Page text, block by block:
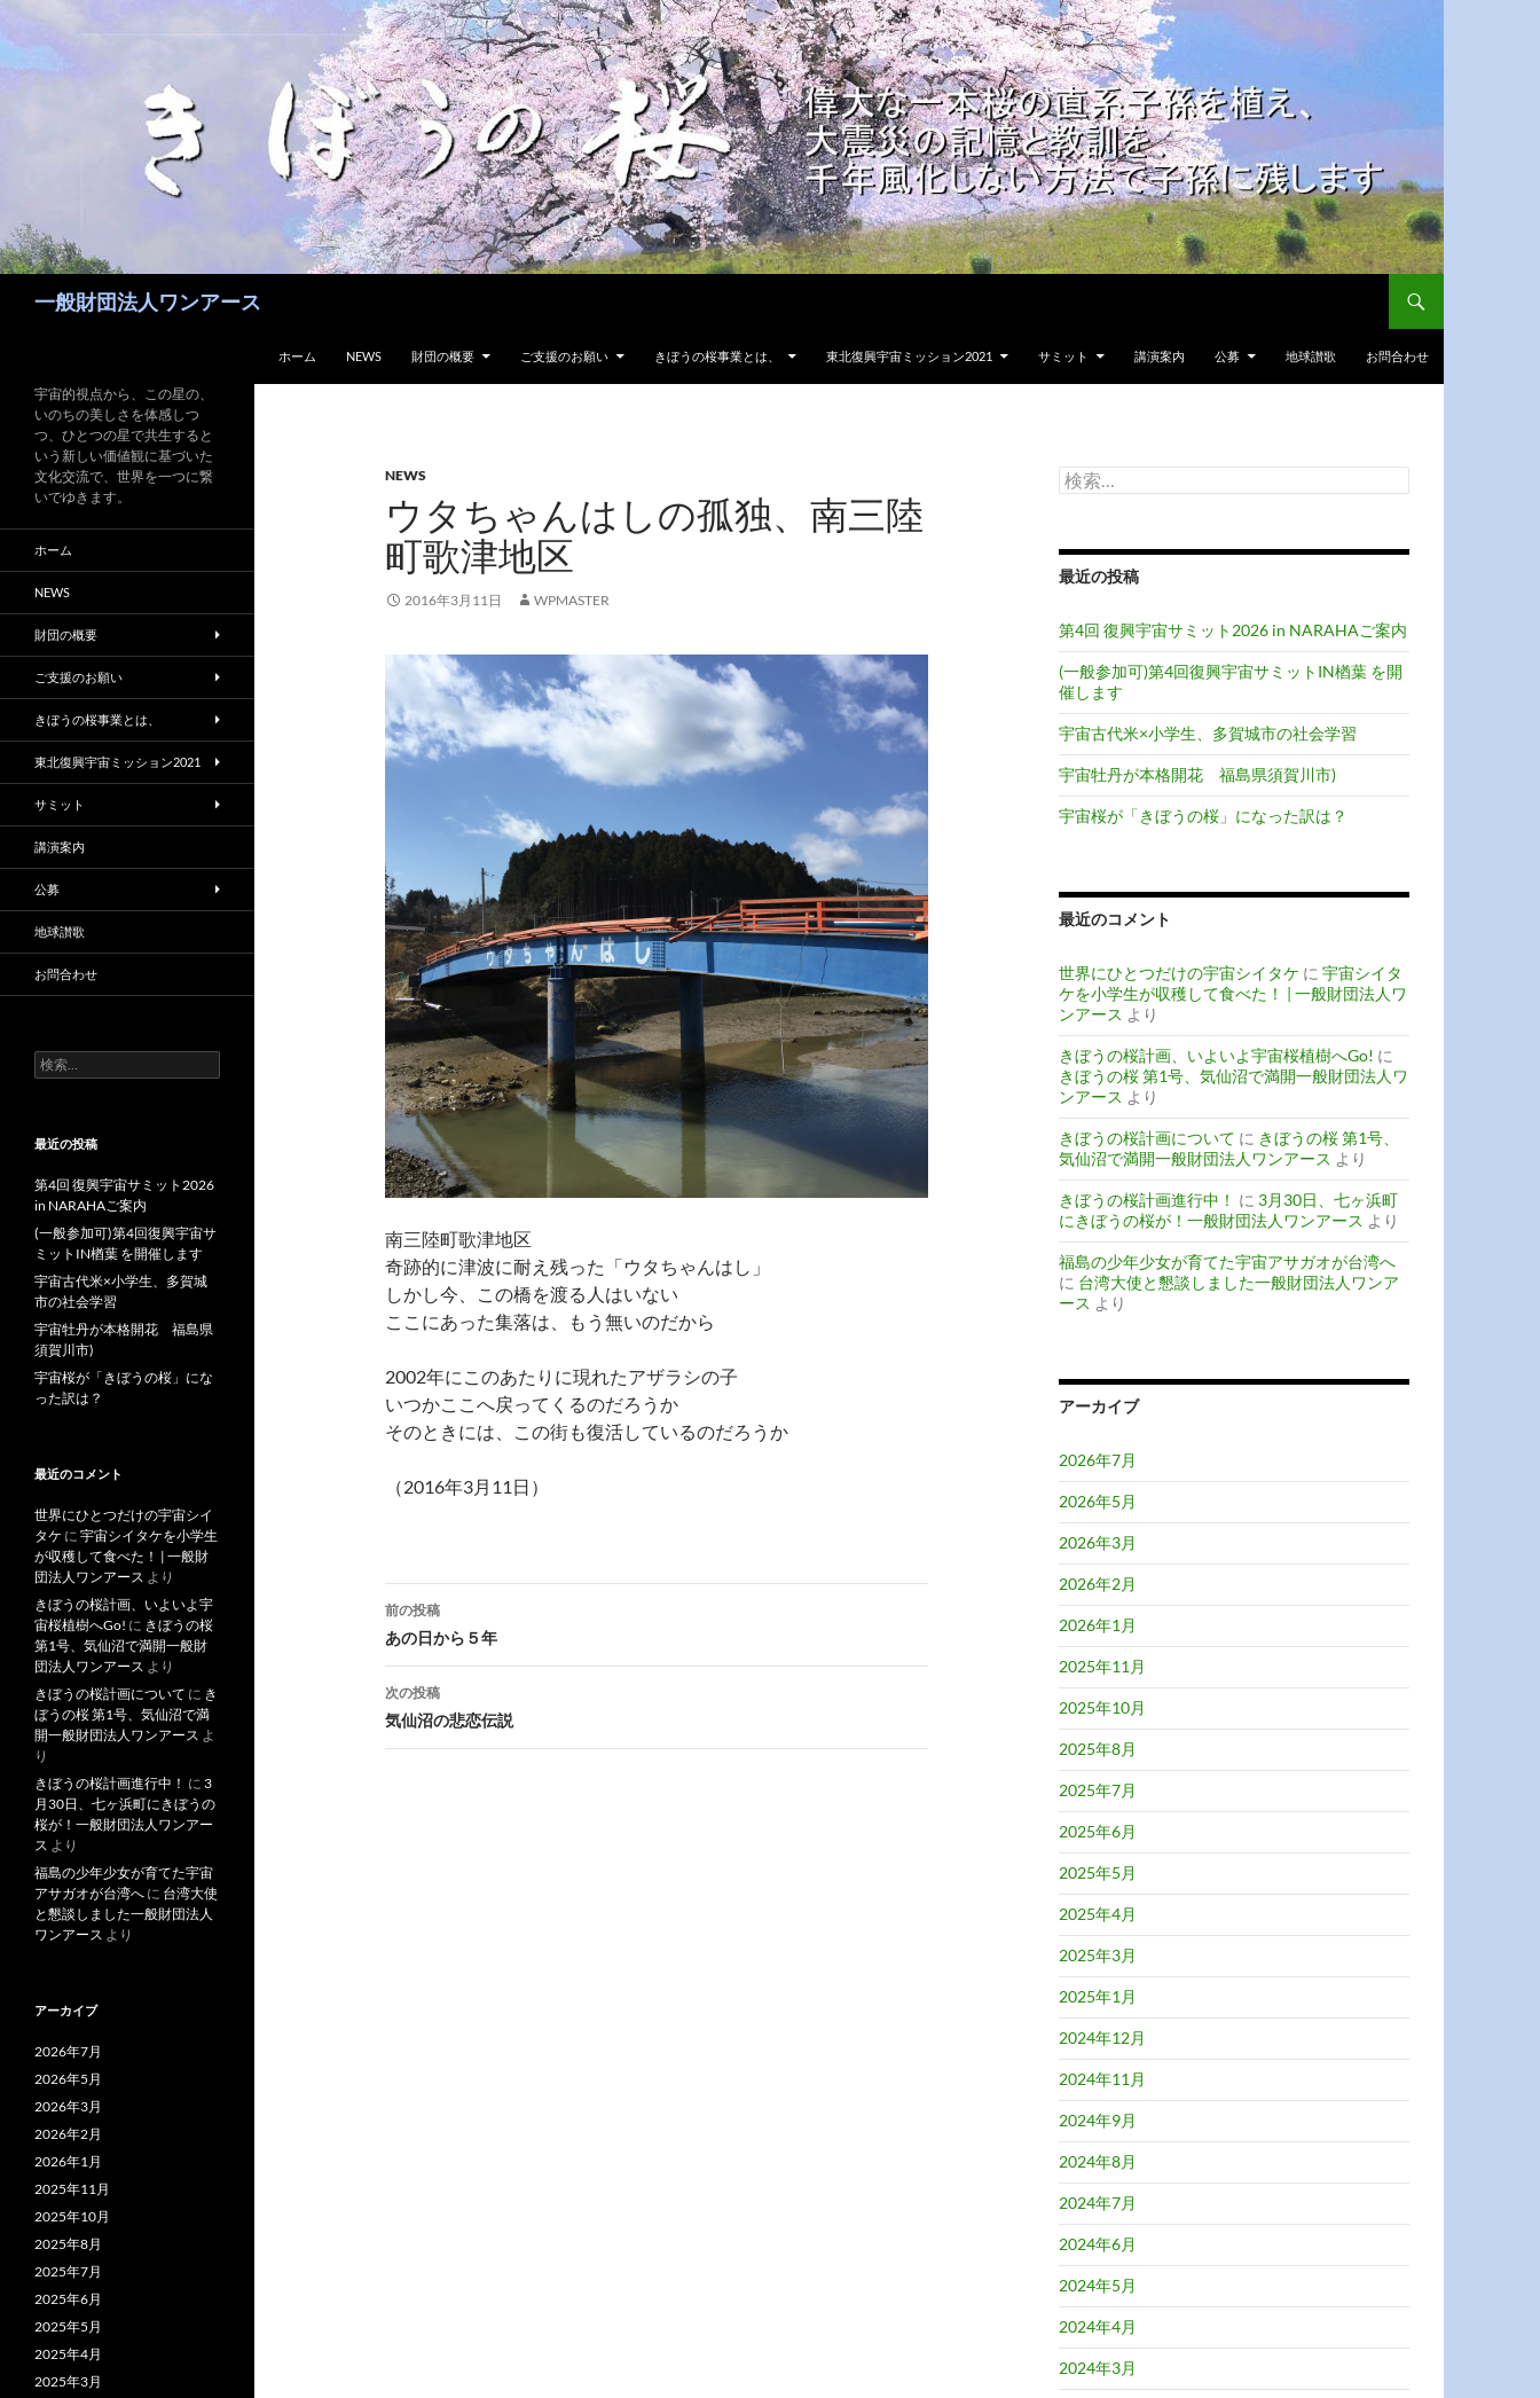
ン
テ
ッ
プ
一般財団法人ワンアース
ホーム NEWS 財団の概要 ご支援のお願い きぼうの桜事業とは、 東北復興宇宙ミッション2021 サミット 講演案内 公募 地球讃歌 お問合わせ
NEWS
ウタちゃんはしの孤独、南三陸
町歌津地区
2016年3月11日 WPMASTER
南三陸町歌津地区
奇跡的に津波に耐え残った「ウタちゃんはし」
しかし今、この橋を渡る人はいない
ここにあった集落は、もう無いのだから
2002年にこのあたりに現れたアザラシの子
いつかここへ戻ってくるのだろうか
そのときには、この街も復活しているのだろうか
（2016年3月11日）
投
稿
ナ
ビ
ゲ
前の投稿
あの日から５年
次の投稿
気仙沼の悲恋伝説
検
索:
最近の投稿
第4回 復興宇宙サミット2026 in NARAHAご案内
(一般参加可)第4回復興宇宙サミットIN楢葉 を開
催します
宇宙古代米×小学生、多賀城市の社会学習
宇宙牡丹が本格開花 福島県須賀川市)
宇宙桜が「きぼうの桜」になった訳は？
最近のコメント
世界にひとつだけの宇宙シイタケ に 宇宙シイタ
ケを小学生が収穫して食べた！ | 一般財団法人ワ
ンアース より
きぼうの桜計画、いよいよ宇宙桜植樹へGo! に
きぼうの桜 第1号、気仙沼で満開一般財団法人ワ
ンアース より
きぼうの桜計画について に きぼうの桜 第1号、
気仙沼で満開一般財団法人ワンアース より
きぼうの桜計画進行中！ に 3月30日、七ヶ浜町
にきぼうの桜が！一般財団法人ワンアース より
福島の少年少女が育てた宇宙アサガオが台湾へ
に 台湾大使と懇談しました一般財団法人ワンア
ース より
アーカイブ
2026年7月
2026年5月
2026年3月
2026年2月
2026年1月
2025年11月
2025年10月
2025年8月
2025年7月
2025年6月
2025年5月
2025年4月
2025年3月
2025年1月
2024年12月
2024年11月
2024年9月
2024年8月
2024年7月
2024年6月
2024年5月
2024年4月
2024年3月
宇宙的視点から、この星の、
いのちの美しさを体感しつ
つ、ひとつの星で共生すると
いう新しい価値観に基づいた
文化交流で、世界を一つに繋
いでゆきます。
ホーム
NEWS
財団の概要
ご支援のお願い
きぼうの桜事業とは、
東北復興宇宙ミッション2021
サミット
講演案内
公募
地球讃歌
お問合わせ
検
索:
最近の投稿
第4回 復興宇宙サミット2026
in NARAHAご案内
(一般参加可)第4回復興宇宙サ
ミットIN楢葉 を開催します
宇宙古代米×小学生、多賀城
市の社会学習
宇宙牡丹が本格開花 福島県
須賀川市)
宇宙桜が「きぼうの桜」にな
った訳は？
最近のコメント
世界にひとつだけの宇宙シイ
タケ に 宇宙シイタケを小学生
が収穫して食べた！ | 一般財
団法人ワンアース より
きぼうの桜計画、いよいよ宇
宙桜植樹へGo! に きぼうの桜
第1号、気仙沼で満開一般財
団法人ワンアース より
きぼうの桜計画について に き
ぼうの桜 第1号、気仙沼で満
開一般財団法人ワンアース よ
り
きぼうの桜計画進行中！ に 3
月30日、七ヶ浜町にきぼうの
桜が！一般財団法人ワンアー
ス より
福島の少年少女が育てた宇宙
アサガオが台湾へ に 台湾大使
と懇談しました一般財団法人
ワンアース より
アーカイブ
2026年7月
2026年5月
2026年3月
2026年2月
2026年1月
2025年11月
2025年10月
2025年8月
2025年7月
2025年6月
2025年5月
2025年4月
2025年3月